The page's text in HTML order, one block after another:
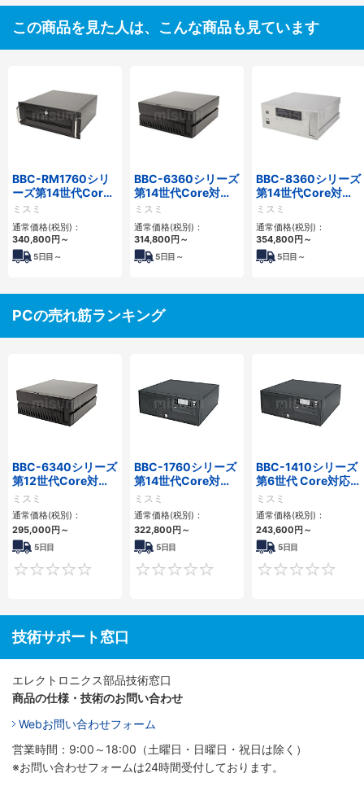
この商品を見た人は、こんな商品も見ています
BBC-RM1760シリ
ーズ第14世代Core
対応ラックマウント
3PCIe
ミスミ
通常価格(税別)：
340,800円～
5日目～
BBC-6360シリーズ
第14世代Core対応
小型フロアマウント
2PCIe
ミスミ
通常価格(税別)：
314,800円～
5日目～
BBC-8360シリーズ
第14世代Core対応
フロアマウント
2PCIe
ミスミ
通常価格(税別)：
354,800円～
5日目～
PCの売れ筋ランキング
BBC-6340シリーズ
第12世代Core対応
小型フロアマウント
PC2PCI/2PCIe
ミスミ
通常価格(税別)：
295,000円～
5日目
0
BBC-1760シリーズ
第14世代Core対応
小型フロアマウント
3PCIe
ミスミ
通常価格(税別)：
322,800円～
5日目
0
BBC-1410シリーズ
第6世代 Core対応フ
ロアマウントFAPC
3PCI・3PCIe
ミスミ
通常価格(税別)：
243,600円～
5日目
技術サポート窓口
エレクトロニクス部品技術窓口
商品の仕様・技術のお問い合わせ
Webお問い合わせフォーム
営業時間：9:00～18:00（土曜日・日曜日・祝日は除く）
※お問い合わせフォームは24時間受付しております。